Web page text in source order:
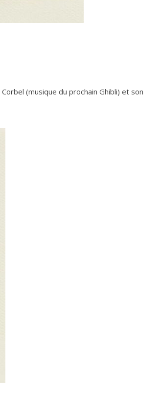
(musique du prochain Ghibli) et son